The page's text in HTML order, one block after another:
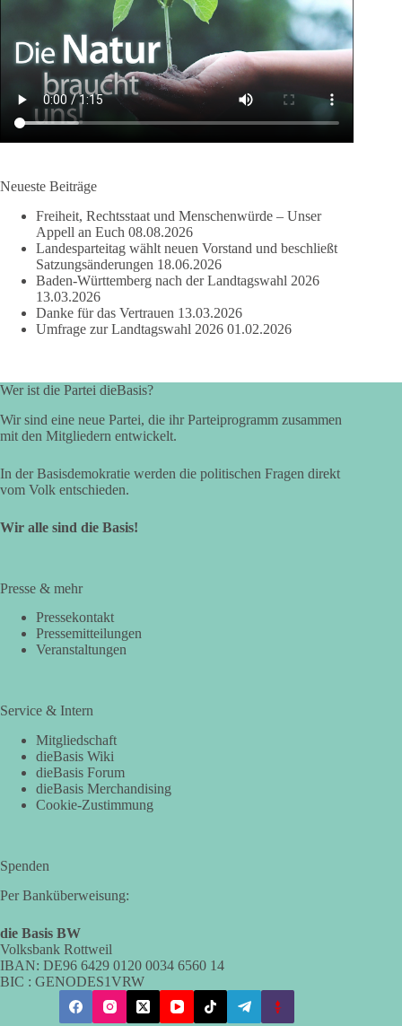
Neueste Beiträge
Freiheit, Rechtsstaat und Menschenwürde – Unser
Appell an Euch 08.08.2026
Landesparteitag wählt neuen Vorstand und beschließt
Satzungsänderungen 18.06.2026
Baden-Württemberg nach der Landtagswahl 2026
13.03.2026
Danke für das Vertrauen 13.03.2026
Umfrage zur Landtagswahl 2026 01.02.2026
Wer ist die Partei dieBasis?
Wir sind eine neue Partei, die ihr Parteiprogramm zusammen
mit den Mitgliedern entwickelt.
In der Basisdemokratie werden die politischen Fragen direkt
vom Volk entschieden.
Wir alle sind die Basis!
Presse & mehr
Pressekontakt
Pressemitteilungen
Veranstaltungen
Service & Intern
Mitgliedschaft
dieBasis Wiki
dieBasis Forum
dieBasis Merchandising
Cookie-Zustimmung
Spenden
Per Banküberweisung:
die Basis BW
Volksbank Rottweil
IBAN: DE96 6429 0120 0034 6560 14
BIC : GENODES1VRW